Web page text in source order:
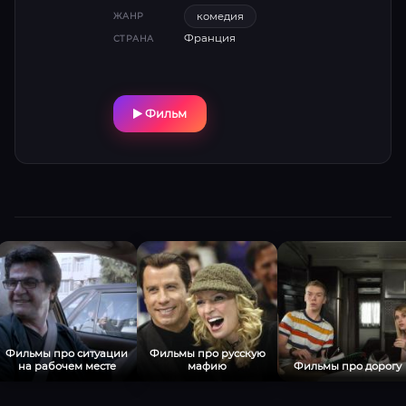
и став успешным финансистом, готовится к
свадьбе с дочерью босса. Но внезапное
появление эксцентричного «друга» с
удар карьеру, отношения и саму свободу.
Ахмед Силла и Альбан Иванов создают
ЖАНР комедия
СТРАНА Франция
Фильм
Фильмы про ситуации
на рабочем месте
Фильмы про русскую
мафию
Фильмы про дорогу